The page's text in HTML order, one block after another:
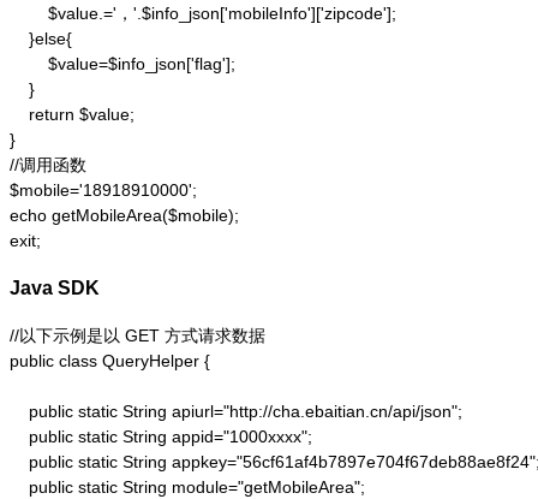
        $value.='，'.$info_json['mobileInfo']['zipcode'];
    }else{
        $value=$info_json['flag'];
    }
    return $value;
}
//调用函数
$mobile='18918910000';
echo getMobileArea($mobile);
exit;
Java SDK
//以下示例是以 GET 方式请求数据
public class QueryHelper {
    public static String apiurl="http://cha.ebaitian.cn/api/json";
    public static String appid="1000xxxx";
public static String
    public static String module="getMobileArea";